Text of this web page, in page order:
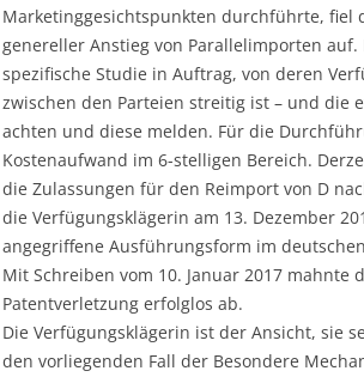
Marketinggesichtspunkten durchführte, fiel
genereller Anstieg von Parallelimporten
spezifische Studie in Auftrag, von deren
zwischen den Parteien streitig ist – und die
achten und diese melden. Für die
Kostenaufwand im 6-stelligen Bereich.
die Zulassungen für den Reimport von D
die Verfügungsklägerin am 13. Dezember
angegriffene Ausführungsform im
Mit Schreiben vom 10. Januar 2017
Patentverletzung erfolglos ab.
Die Verfügungsklägerin ist der Ansicht, sie
den vorliegenden Fall der Besondere